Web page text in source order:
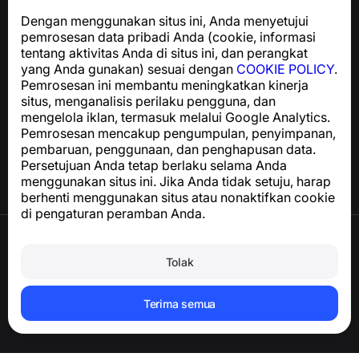
Dengan menggunakan situs ini, Anda menyetujui
pemrosesan data pribadi Anda (cookie, informasi
tentang aktivitas Anda di situs ini, dan perangkat
yang Anda gunakan) sesuai dengan COOKIE POLICY.
Pemrosesan ini membantu meningkatkan kinerja
situs, menganalisis perilaku pengguna, dan
mengelola iklan, termasuk melalui Google Analytics.
Pemrosesan mencakup pengumpulan, penyimpanan,
pembaruan, penggunaan, dan penghapusan data.
Persetujuan Anda tetap berlaku selama Anda
menggunakan situs ini. Jika Anda tidak setuju, harap
berhenti menggunakan situs atau nonaktifkan cookie
di pengaturan peramban Anda.
Tolak
Terima semua
Untuk pertanyaan terkait kepatuhan GDPR:
support@numbuster.com
Pusat Bantuan
Berita dan Artikel
Tentang proyek
Kontak
Hapus akun dan data pribadi